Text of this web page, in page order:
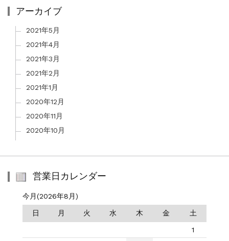
アーカイブ
2021年5月
2021年4月
2021年3月
2021年2月
2021年1月
2020年12月
2020年11月
2020年10月
営業日カレンダー
今月(2026年8月)
日 月 火 水 木 金 土
1